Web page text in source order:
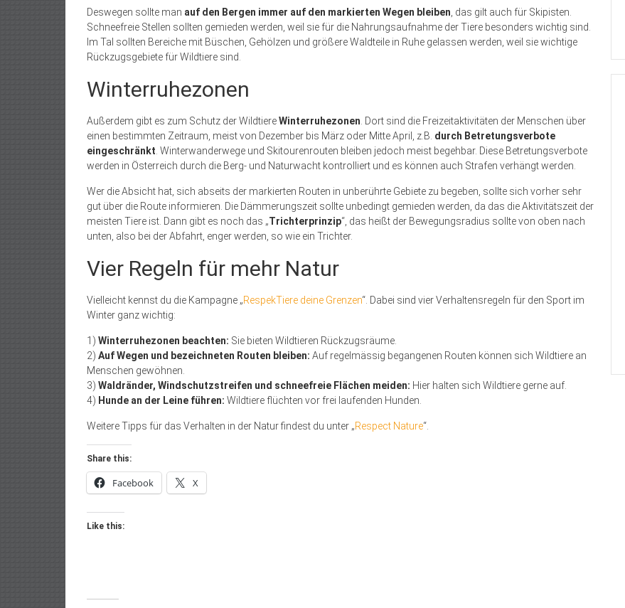
Deswegen sollte man auf den Bergen immer auf den markierten Wegen bleiben , das gilt auch für Skipisten.
Schneefreie Stellen sollten gemieden werden, weil sie für die Nahrungsaufnahme der Tiere besonders wichtig sind.
Im Tal sollten Bereiche mit Büschen, Gehölzen und größere Waldteile in Ruhe gelassen werden, weil sie wichtige
Rückzugsgebiete für Wildtiere sind.
Winterruhezonen
Außerdem gibt es zum Schutz der WildtiereWinterruhezonen . Dort sind die Freizeitaktivitäten der Menschen über
einen bestimmten Zeitraum, meist von Dezember bis März oder Mitte April, z.B. durch Betretungsverbote
eingeschränkt . Winterwanderwege und Skitourenrouten bleiben jedoch meist begehbar. Diese Betretungsverbote
werden in Österreich durch die Berg- und Naturwacht kontrolliert und es können auch Strafen verhängt werden.
Wer die Absicht hat, sich abseits der markierten Routen in unberührte Gebiete zu begeben, sollte sich vorher sehr
gut über die Route informieren. Die Dämmerungszeit sollte unbedingt gemieden werden, da das die Aktivitätszeit der
meisten Tiere ist. Dann gibt es noch das „Trichterprinzip“, das heißt der Bewegungsradius sollte von oben nach
unten, also bei der Abfahrt, enger werden, so wie ein Trichter.
Vier Regeln für mehr Natur
Vielleicht kennst du die Kampagne „RespekTiere deine Grenzen“. Dabei sind vier Verhaltensregeln für den Sport im
Winter ganz wichtig:
1) Winterruhezonen beachten: Sie bieten Wildtieren Rückzugsräume.
2) Auf Wegen und bezeichneten Routen bleiben: Auf regelmässig begangenen Routen können sich Wildtiere an
Menschen gewöhnen.
3) Waldränder, Windschutzstreifen und schneefreie Flächen meiden: Hier halten sich Wildtiere gerne auf.
4) Hunde an der Leine führen: Wildtiere flüchten vor frei laufenden Hunden.
Weitere Tipps für das Verhalten in der Natur findest du unter „Respect Nature“.
Share this:
Facebook X
Like this: